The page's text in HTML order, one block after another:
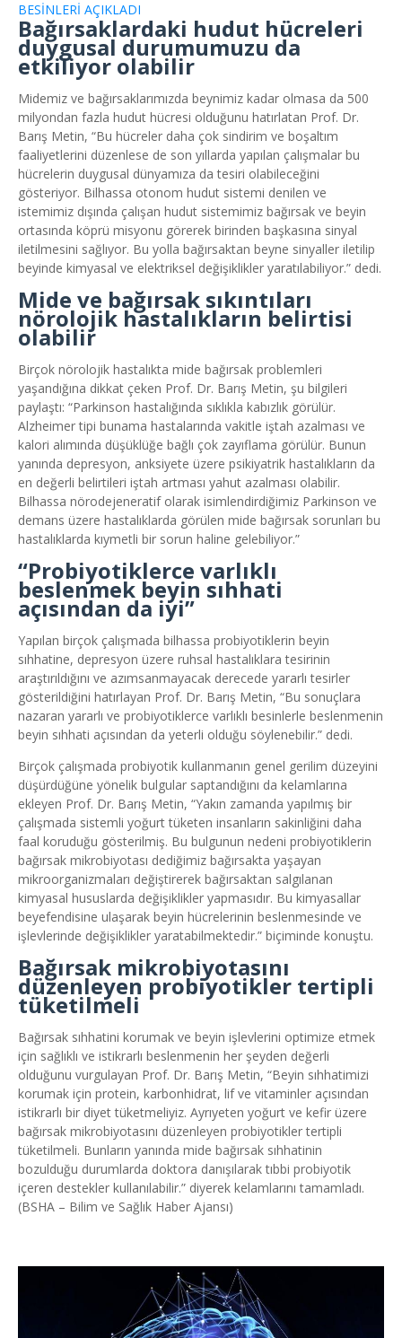
BESİNLERİ AÇIKLADI
Bağırsaklardaki hudut hücreleri
duygusal durumumuzu da
etkiliyor olabilir
Midemiz ve bağırsaklarımızda beynimiz kadar olmasa da 500
milyondan fazla hudut hücresi olduğunu hatırlatan Prof. Dr.
Barış Metin, “Bu hücreler daha çok sindirim ve boşaltım
faaliyetlerini düzenlese de son yıllarda yapılan çalışmalar bu
hücrelerin duygusal dünyamıza da tesiri olabileceğini
gösteriyor. Bilhassa otonom hudut sistemi denilen ve
istemimiz dışında çalışan hudut sistemimiz bağırsak ve beyin
ortasında köprü misyonu görerek birinden başkasına sinyal
iletilmesini sağlıyor. Bu yolla bağırsaktan beyne sinyaller iletilip
beyinde kimyasal ve elektriksel değişiklikler yaratılabiliyor.” dedi.
Mide ve bağırsak sıkıntıları
nörolojik hastalıkların belirtisi
olabilir
Birçok nörolojik hastalıkta mide bağırsak problemleri
yaşandığına dikkat çeken Prof. Dr. Barış Metin, şu bilgileri
paylaştı: “Parkinson hastalığında sıklıkla kabızlık görülür.
Alzheimer tipi bunama hastalarında vakitle iştah azalması ve
kalori alımında düşüklüğe bağlı çok zayıflama görülür. Bunun
yanında depresyon, anksiyete üzere psikiyatrik hastalıkların da
en değerli belirtileri iştah artması yahut azalması olabilir.
Bilhassa nörodejeneratif olarak isimlendirdiğimiz Parkinson ve
demans üzere hastalıklarda görülen mide bağırsak sorunları bu
hastalıklarda kıymetli bir sorun haline gelebiliyor.”
“Probiyotiklerce varlıklı
beslenmek beyin sıhhati
açısından da iyi”
Yapılan birçok çalışmada bilhassa probiyotiklerin beyin
sıhhatine, depresyon üzere ruhsal hastalıklara tesirinin
araştırıldığını ve azımsanmayacak derecede yararlı tesirler
gösterildiğini hatırlayan Prof. Dr. Barış Metin, “Bu sonuçlara
nazaran yararlı ve probiyotiklerce varlıklı besinlerle beslenmenin
beyin sıhhati açısından da yeterli olduğu söylenebilir.” dedi.
Birçok çalışmada probiyotik kullanmanın genel gerilim düzeyini
düşürdüğüne yönelik bulgular saptandığını da kelamlarına
ekleyen Prof. Dr. Barış Metin, “Yakın zamanda yapılmış bir
çalışmada sistemli yoğurt tüketen insanların sakinliğini daha
faal koruduğu gösterilmiş. Bu bulgunun nedeni probiyotiklerin
bağırsak mikrobiyotası dediğimiz bağırsakta yaşayan
mikroorganizmaları değiştirerek bağırsaktan salgılanan
kimyasal hususlarda değişiklikler yapmasıdır. Bu kimyasallar
beyefendisine ulaşarak beyin hücrelerinin beslenmesinde ve
işlevlerinde değişiklikler yaratabilmektedir.” biçiminde konuştu.
Bağırsak mikrobiyotasını
düzenleyen probiyotikler tertipli
tüketilmeli
Bağırsak sıhhatini korumak ve beyin işlevlerini optimize etmek
için sağlıklı ve istikrarlı beslenmenin her şeyden değerli
olduğunu vurgulayan Prof. Dr. Barış Metin, “Beyin sıhhatimizi
korumak için protein, karbonhidrat, lif ve vitaminler açısından
istikrarlı bir diyet tüketmeliyiz. Ayrıyeten yoğurt ve kefir üzere
bağırsak mikrobiyotasını düzenleyen probiyotikler tertipli
tüketilmeli. Bunların yanında mide bağırsak sıhhatinin
bozulduğu durumlarda doktora danışılarak tıbbi probiyotik
içeren destekler kullanılabilir.” diyerek kelamlarını tamamladı.
(BSHA – Bilim ve Sağlık Haber Ajansı)